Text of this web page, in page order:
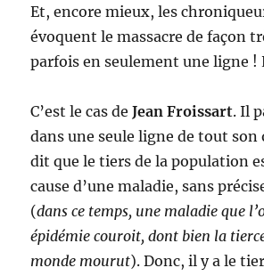
Et, encore mieux, les
évoquent le massacre de façon
parfois en seulement une ligne !
C’est le cas deJean Froissart. Il
dans une seule ligne de tout son
dit que le tiers de la population
cause d’une maladie, sans
(dans ce temps, une maladie que
épidémie couroit, dont bien la
monde mourut). Donc, il y a le